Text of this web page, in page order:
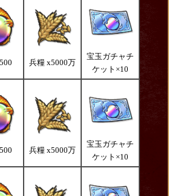
兵糧 x5000万
宝玉ガチャチ
ケット×10
兵糧 x5000万
宝玉ガチャチ
ケット×10